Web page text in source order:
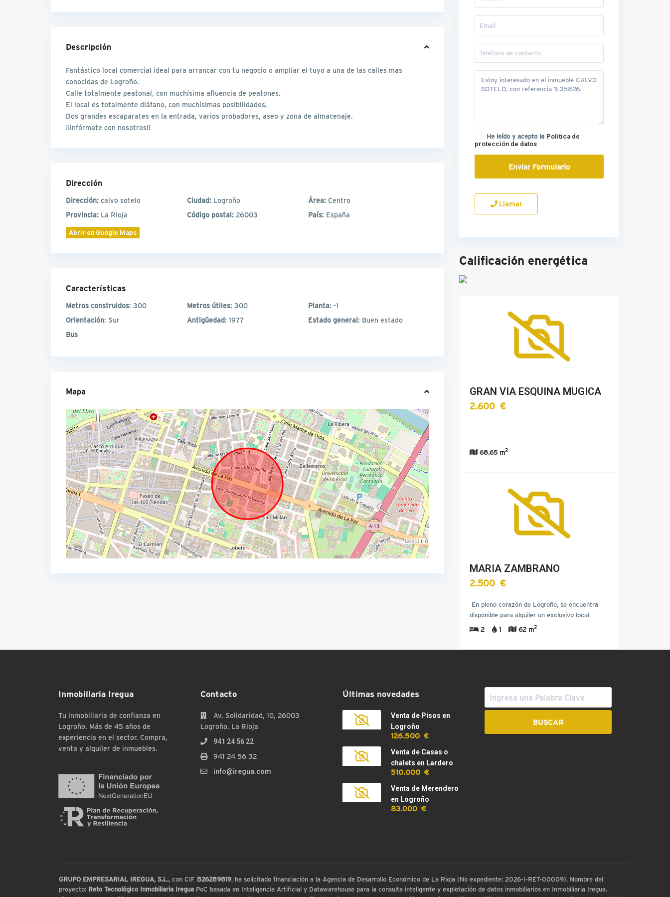
Descripción
Fantástico local comercial ideal para arrancar con tu negocio o ampliar el tuyo a una de las calles mas
conocidas de Logroño.
Calle totalmente peatonal, con muchísima afluencia de peatones.
El local es totalmente diáfano, con muchísimas posibilidades.
Dos grandes escaparates en la entrada, varios probadores, aseo y zona de almacenaje.
¡¡infórmate con nosotros!!
Dirección
Dirección: calvo sotelo Ciudad: Logroño Área: Centro
Provincia: La Rioja Código postal: 26003 País: España
Abrir en Google Maps
Características
Metros construidos: 300 Metros útiles: 300 Planta: -1
Orientación: Sur Antigüedad: 1977 Estado general: Buen estado
Bus
Mapa
He leído y acepto la Política de
protección de datos
Llamar
Calificación energética
GRAN VIA ESQUINA MUGICA
2.600 €
68.65 m2
MARIA ZAMBRANO
2.500 €
En pleno corazón de Logroño, se encuentra
disponible para alquiler un exclusivo local
comercial que ofrece…
2 1 62 m2
Inmobiliaria Iregua
Tu inmobiliaria de confianza en
Logroño. Más de 45 años de
experiencia en el sector. Compra,
venta y alquiler de inmuebles.
Contacto
Av. Solidaridad, 10, 26003
Logroño, La Rioja
941 24 56 22
941 24 56 32
info@iregua.com
Últimas novedades
Venta de Pisos en
Logroño
126.500 €
Venta de Casas o
chalets en Lardero
510.000 €
Venta de Merendero
en Logroño
83.000 €
GRUPO EMPRESARIAL IREGUA, S.L., con CIF B26289819, ha solicitado financiación a la Agencia de Desarrollo Económico de La Rioja (No expediente: 2026-I-RET-00009). Nombre del
proyecto: Reto Tecnológico Inmobiliaria IreguaPoC basada en Inteligencia Artificial y Datawarehouse para la consulta inteligente y explotación de datos inmobiliarios en Inmobiliaria Iregua.